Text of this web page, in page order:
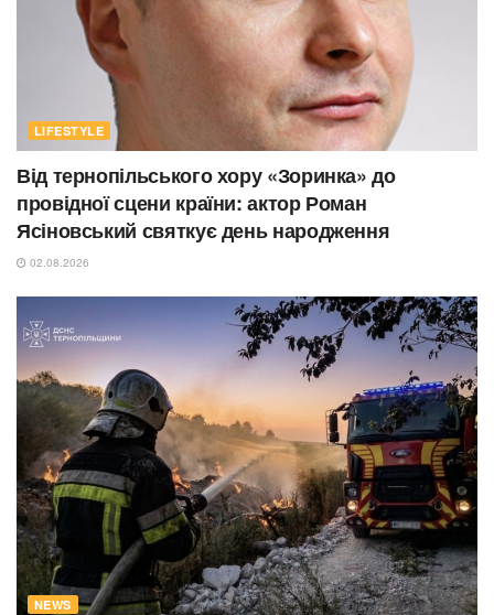
LIFESTYLE
Від тернопільського хору «Зоринка» до
провідної сцени країни: актор Роман
Ясіновський святкує день народження
02.08.2026
NEWS